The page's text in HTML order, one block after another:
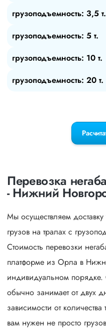
грузоподъемность: 3,5 т.
грузоподъемность: 5 т.
грузоподъемность: 10 т.
грузоподъемность: 20 т.
Перевозка
- Нижний
Мы осуществляем
грузов на тралах с
Стоимость перевозки
платформе из Орла в
индивидуальном
обычно занимает от двух
зависимости от
вам нужен не просто